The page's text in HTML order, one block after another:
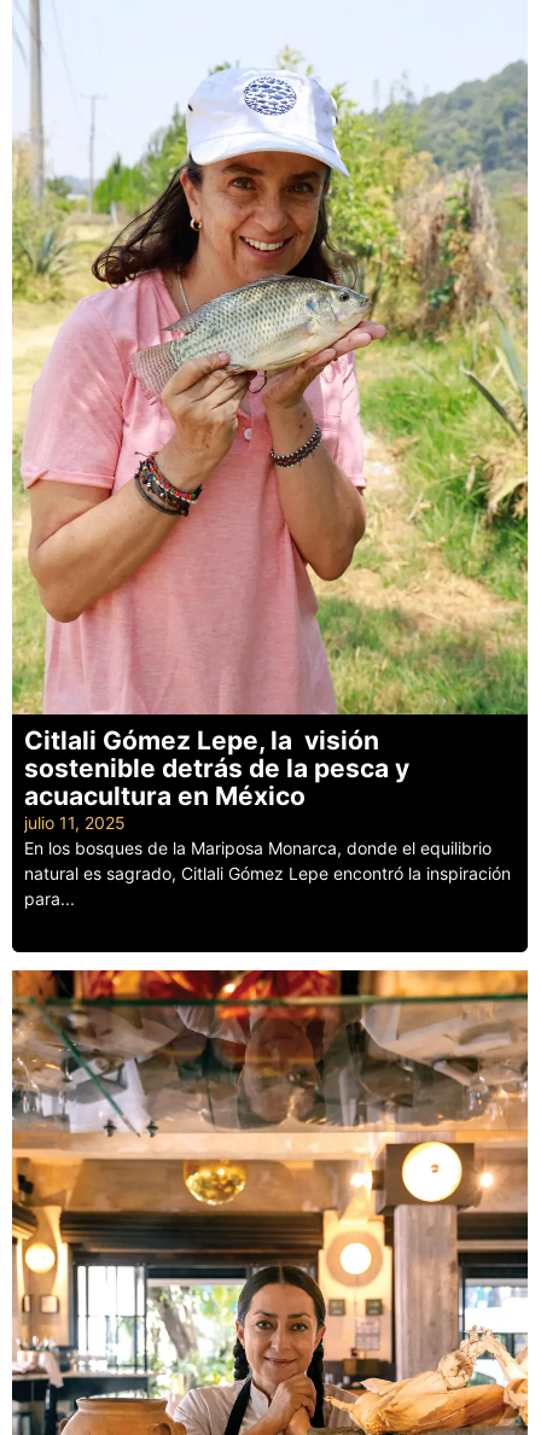
Citlali Gómez Lepe, la visión
sostenible detrás de la pesca y
acuacultura en México
julio 11, 2025
En los bosques de la Mariposa Monarca, donde el equilibrio
natural es sagrado, Citlali Gómez Lepe encontró la inspiración
para...